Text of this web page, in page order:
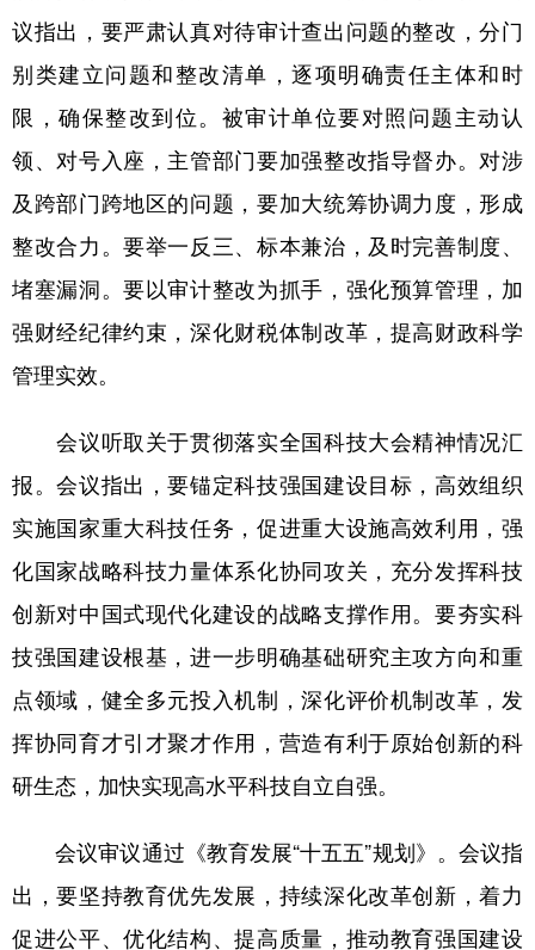
北京 天津 河北 山西
辽宁 吉林 上海 江苏
广东 广西 海南 重庆
四川 贵州 云南 西藏
陕西 甘肃 青海 宁夏
新疆
多语种频道
English Español Français عربى
Русский язык 日本語 한국어
Deutsch Português
议指出，要严肃认真对待审计查出问题的整改，分门
别类建立问题和整改清单，逐项明确责任主体和时
限，确保整改到位。被审计单位要对照问题主动认
领、对号入座，主管部门要加强整改指导督办。对涉
及跨部门跨地区的问题，要加大统筹协调力度，形成
整改合力。要举一反三、标本兼治，及时完善制度、
堵塞漏洞。要以审计整改为抓手，强化预算管理，加
强财经纪律约束，深化财税体制改革，提高财政科学
管理实效。
会议听取关于贯彻落实全国科技大会精神情况汇
报。会议指出，要锚定科技强国建设目标，高效组织
实施国家重大科技任务，促进重大设施高效利用，强
化国家战略科技力量体系化协同攻关，充分发挥科技
创新对中国式现代化建设的战略支撑作用。要夯实科
技强国建设根基，进一步明确基础研究主攻方向和重
点领域，健全多元投入机制，深化评价机制改革，发
挥协同育才引才聚才作用，营造有利于原始创新的科
研生态，加快实现高水平科技自立自强。
会议审议通过《教育发展“十五五”规划》。会议指
出，要坚持教育优先发展，持续深化改革创新，着力
促进公平、优化结构、提高质量，推动教育强国建设